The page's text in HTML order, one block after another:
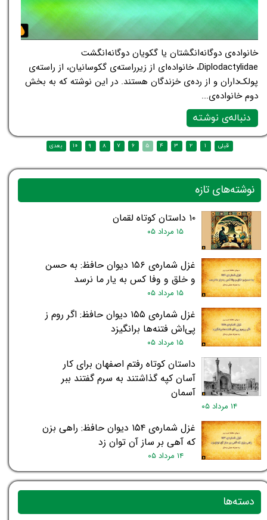
خانواده‌ی دوگانه‌انگشتان یا گکویان دوگانه‌انگشت
Diplodactylidae، خانواده‌ای از زیرراسته‌ی گکوسانیان، از راسته‌ی
پولک‌داران و از رده‌ی خزندگان هستند. در این نوشته که به بخش
دوم خانواده‌ی...
دنباله‌ی نوشته
۱۰ داستان کوتاه لقمان
۱۵ مرداد ۰۵
غزل شماره‌ی ۱۵۶ دیوان حافظ: به حسن
و خلق و وفا کس به یار ما نرسد
۱۵ مرداد ۰۵
غزل شماره‌ی ۱۵۵ دیوان حافظ: اگر روم ز
پی‌اش فتنه‌ها برانگیزد
۱۵ مرداد ۰۵
داستان کوتاه رفتم اصفهان برای کار
آسان کپه گذاشتند به سرم گفتند ببر
آسمان
۱۴ مرداد ۰۵
غزل شماره‌ی ۱۵۴ دیوان حافظ: راهی بزن
که آهی بر ساز آن توان زد
۱۴ مرداد ۰۵
نوشته‌های تازه
دسته‌ها